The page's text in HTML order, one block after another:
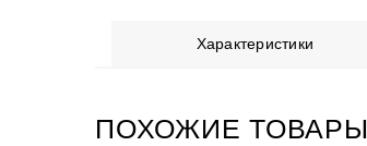
Характеристики
ПОХОЖИЕ ТОВАРЫ